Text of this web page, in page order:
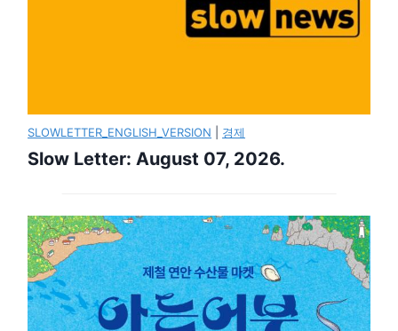
SLOWLETTER_ENGLISH_VERSION 경제
Slow Letter: August 07, 2026.